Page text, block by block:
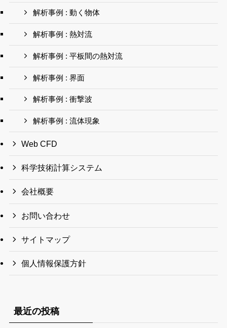
解析事例 : 動く物体
解析事例 : 熱対流
解析事例 : 平板間の熱対流
解析事例 : 界面
解析事例 : 衝撃波
解析事例 : 流体現象
Web CFD
科学技術計算システム
会社概要
お問い合わせ
サイトマップ
個人情報保護方針
最近の投稿